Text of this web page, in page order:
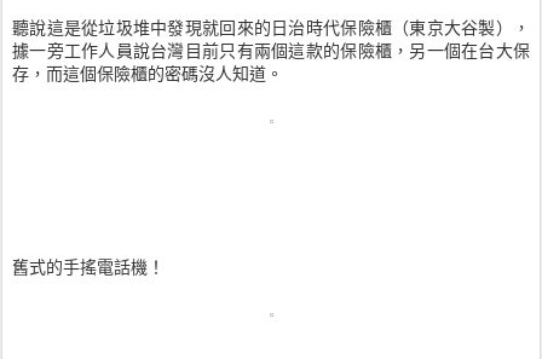
聽說這是從垃圾堆中發現就回來的日治時代保險櫃（東京大谷製），
據一旁工作人員說台灣目前只有兩個這款的保險櫃，另一個在台大保
存，而這個保險櫃的密碼沒人知道。
舊式的手搖電話機！